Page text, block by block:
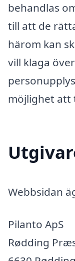
behandlas
till att de
härom kan
vill klaga
möjlighet att
Webbsidan
Pilanto ApS
Rødding